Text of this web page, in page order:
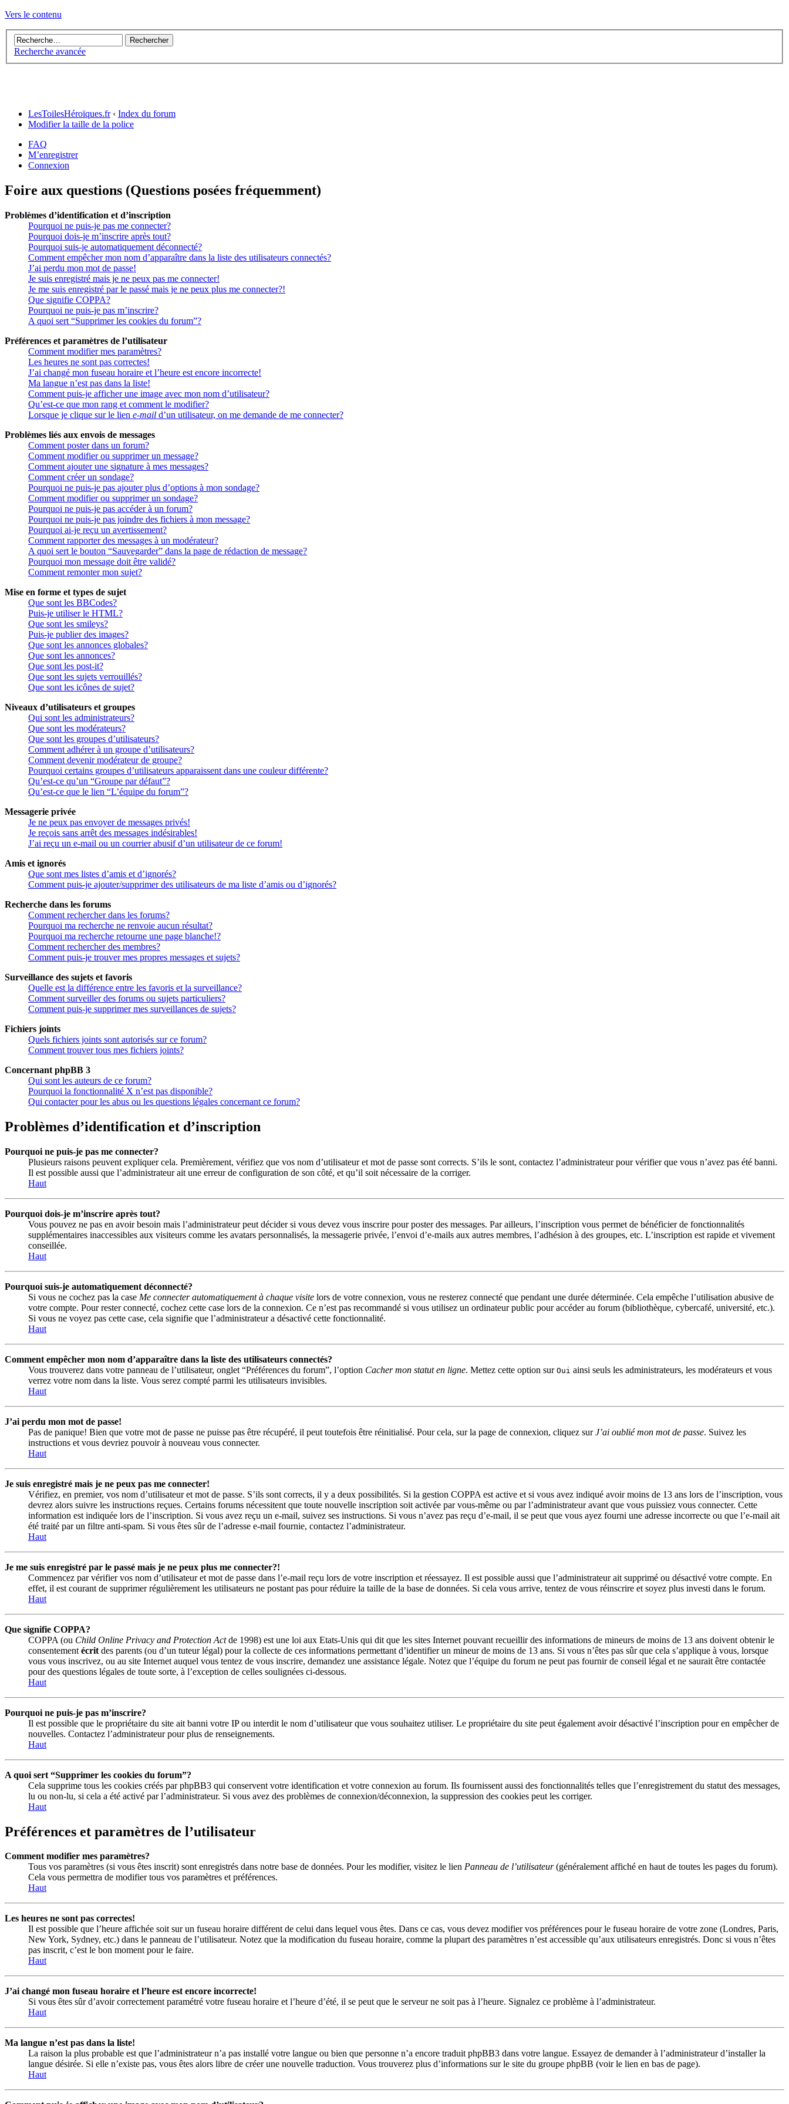
Vers le contenu
Recherche avancée
LesToilesHéroïques.fr‹ Index du forum
Modifier la taille de la police
FAQ
M’enregistrer
Connexion
Foire aux questions (Questions posées fréquemment)
Problèmes d’identification et d’inscription
Pourquoi ne puis-je pas me connecter?
Pourquoi dois-je m’inscrire après tout?
Pourquoi suis-je automatiquement déconnecté?
Comment empêcher mon nom d’apparaître dans la liste des utilisateurs connectés?
J’ai perdu mon mot de passe!
Je suis enregistré mais je ne peux pas me connecter!
Je me suis enregistré par le passé mais je ne peux plus me connecter?!
Que signifie COPPA?
Pourquoi ne puis-je pas m’inscrire?
A quoi sert “Supprimer les cookies du forum”?
Préférences et paramètres de l’utilisateur
Comment modifier mes paramètres?
Les heures ne sont pas correctes!
J’ai changé mon fuseau horaire et l’heure est encore incorrecte!
Ma langue n’est pas dans la liste!
Comment puis-je afficher une image avec mon nom d’utilisateur?
Qu’est-ce que mon rang et comment le modifier?
Lorsque je clique sur le lien e-mail d’un utilisateur, on me demande de me connecter?
Problèmes liés aux envois de messages
Comment poster dans un forum?
Comment modifier ou supprimer un message?
Comment ajouter une signature à mes messages?
Comment créer un sondage?
Pourquoi ne puis-je pas ajouter plus d’options à mon sondage?
Comment modifier ou supprimer un sondage?
Pourquoi ne puis-je pas accéder à un forum?
Pourquoi ne puis-je pas joindre des fichiers à mon message?
Pourquoi ai-je reçu un avertissement?
Comment rapporter des messages à un modérateur?
A quoi sert le bouton “Sauvegarder” dans la page de rédaction de message?
Pourquoi mon message doit être validé?
Comment remonter mon sujet?
Mise en forme et types de sujet
Que sont les BBCodes?
Puis-je utiliser le HTML?
Que sont les smileys?
Puis-je publier des images?
Que sont les annonces globales?
Que sont les annonces?
Que sont les post-it?
Que sont les sujets verrouillés?
Que sont les icônes de sujet?
Niveaux d’utilisateurs et groupes
Qui sont les administrateurs?
Que sont les modérateurs?
Que sont les groupes d’utilisateurs?
Comment adhérer à un groupe d’utilisateurs?
Comment devenir modérateur de groupe?
Pourquoi certains groupes d’utilisateurs apparaissent dans une couleur différente?
Qu’est-ce qu’un “Groupe par défaut”?
Qu’est-ce que le lien “L’équipe du forum”?
Messagerie privée
Je ne peux pas envoyer de messages privés!
Je reçois sans arrêt des messages indésirables!
J’ai reçu un e-mail ou un courrier abusif d’un utilisateur de ce forum!
Amis et ignorés
Que sont mes listes d’amis et d’ignorés?
Comment puis-je ajouter/supprimer des utilisateurs de ma liste d’amis ou d’ignorés?
Recherche dans les forums
Comment rechercher dans les forums?
Pourquoi ma recherche ne renvoie aucun résultat?
Pourquoi ma recherche retourne une page blanche!?
Comment rechercher des membres?
Comment puis-je trouver mes propres messages et sujets?
Surveillance des sujets et favoris
Quelle est la différence entre les favoris et la surveillance?
Comment surveiller des forums ou sujets particuliers?
Comment puis-je supprimer mes surveillances de sujets?
Fichiers joints
Quels fichiers joints sont autorisés sur ce forum?
Comment trouver tous mes fichiers joints?
Concernant phpBB 3
Qui sont les auteurs de ce forum?
Pourquoi la fonctionnalité X n’est pas disponible?
Qui contacter pour les abus ou les questions légales concernant ce forum?
Problèmes d’identification et d’inscription
Pourquoi ne puis-je pas me connecter?
Plusieurs raisons peuvent expliquer cela. Premièrement, vérifiez que vos nom d’utilisateur et mot de passe sont corrects. S’ils le sont, contactez l’administrateur pour vérifier que vous n’avez pas été banni.
Il est possible aussi que l’administrateur ait une erreur de configuration de son côté, et qu’il soit nécessaire de la corriger.
Haut
Pourquoi dois-je m’inscrire après tout?
Vous pouvez ne pas en avoir besoin mais l’administrateur peut décider si vous devez vous inscrire pour poster des messages. Par ailleurs, l’inscription vous permet de bénéficier de fonctionnalités
supplémentaires inaccessibles aux visiteurs comme les avatars personnalisés, la messagerie privée, l’envoi d’e-mails aux autres membres, l’adhésion à des groupes, etc. L’inscription est rapide et vivement
conseillée.
Haut
Pourquoi suis-je automatiquement déconnecté?
Si vous ne cochez pas la case Me connecter automatiquement à chaque visite lors de votre connexion, vous ne resterez connecté que pendant une durée déterminée. Cela empêche l’utilisation abusive de
votre compte. Pour rester connecté, cochez cette case lors de la connexion. Ce n’est pas recommandé si vous utilisez un ordinateur public pour accéder au forum (bibliothèque, cybercafé, université, etc.).
Si vous ne voyez pas cette case, cela signifie que l’administrateur a désactivé cette fonctionnalité.
Haut
Comment empêcher mon nom d’apparaître dans la liste des utilisateurs connectés?
Vous trouverez dans votre panneau de l’utilisateur, onglet “Préférences du forum”, l’option Cacher mon statut en ligne. Mettez cette option sur Oui ainsi seuls les administrateurs, les modérateurs et vous
verrez votre nom dans la liste. Vous serez compté parmi les utilisateurs invisibles.
Haut
J’ai perdu mon mot de passe!
Pas de panique! Bien que votre mot de passe ne puisse pas être récupéré, il peut toutefois être réinitialisé. Pour cela, sur la page de connexion, cliquez surJ’ai oublié mon mot de passe. Suivez les
instructions et vous devriez pouvoir à nouveau vous connecter.
Haut
Je suis enregistré mais je ne peux pas me connecter!
Vérifiez, en premier, vos nom d’utilisateur et mot de passe. S’ils sont corrects, il y a deux possibilités. Si la gestion COPPA est active et si vous avez indiqué avoir moins de 13 ans lors de l’inscription, vous
devrez alors suivre les instructions reçues. Certains forums nécessitent que toute nouvelle inscription soit activée par vous-même ou par l’administrateur avant que vous puissiez vous connecter. Cette
information est indiquée lors de l’inscription. Si vous avez reçu un e-mail, suivez ses instructions. Si vous n’avez pas reçu d’e-mail, il se peut que vous ayez fourni une adresse incorrecte ou que l’e-mail ait
été traité par un filtre anti-spam. Si vous êtes sûr de l’adresse e-mail fournie, contactez l’administrateur.
Haut
Je me suis enregistré par le passé mais je ne peux plus me connecter?!
Commencez par vérifier vos nom d’utilisateur et mot de passe dans l’e-mail reçu lors de votre inscription et réessayez. Il est possible aussi que l’administrateur ait supprimé ou désactivé votre compte. En
effet, il est courant de supprimer régulièrement les utilisateurs ne postant pas pour réduire la taille de la base de données. Si cela vous arrive, tentez de vous réinscrire et soyez plus investi dans le forum.
Haut
Que signifie COPPA?
COPPA (ou Child Online Privacy and Protection Actde 1998) est une loi aux Etats-Unis qui dit que les sites Internet pouvant recueillir des informations de mineurs de moins de 13 ans doivent obtenir le
consentement écrit des parents (ou d’un tuteur légal) pour la collecte de ces informations permettant d’identifier un mineur de moins de 13 ans. Si vous n’êtes pas sûr que cela s’applique à vous, lorsque
vous vous inscrivez, ou au site Internet auquel vous tentez de vous inscrire, demandez une assistance légale. Notez que l’équipe du forum ne peut pas fournir de conseil légal et ne saurait être contactée
pour des questions légales de toute sorte, à l’exception de celles soulignées ci-dessous.
Haut
Pourquoi ne puis-je pas m’inscrire?
Il est possible que le propriétaire du site ait banni votre IP ou interdit le nom d’utilisateur que vous souhaitez utiliser. Le propriétaire du site peut également avoir désactivé l’inscription pour en empêcher de
nouvelles. Contactez l’administrateur pour plus de renseignements.
Haut
A quoi sert “Supprimer les cookies du forum”?
Cela supprime tous les cookies créés par phpBB3 qui conservent votre identification et votre connexion au forum. Ils fournissent aussi des fonctionnalités telles que l’enregistrement du statut des messages,
lu ou non-lu, si cela a été activé par l’administrateur. Si vous avez des problèmes de connexion/déconnexion, la suppression des cookies peut les corriger.
Haut
Préférences et paramètres de l’utilisateur
Comment modifier mes paramètres?
Tous vos paramètres (si vous êtes inscrit) sont enregistrés dans notre base de données. Pour les modifier, visitez le lien Panneau de l’utilisateur(généralement affiché en haut de toutes les pages du forum).
Cela vous permettra de modifier tous vos paramètres et préférences.
Haut
Les heures ne sont pas correctes!
Il est possible que l’heure affichée soit sur un fuseau horaire différent de celui dans lequel vous êtes. Dans ce cas, vous devez modifier vos préférences pour le fuseau horaire de votre zone (Londres, Paris,
New York, Sydney, etc.) dans le panneau de l’utilisateur. Notez que la modification du fuseau horaire, comme la plupart des paramètres n’est accessible qu’aux utilisateurs enregistrés. Donc si vous n’êtes
pas inscrit, c’est le bon moment pour le faire.
Haut
J’ai changé mon fuseau horaire et l’heure est encore incorrecte!
Si vous êtes sûr d’avoir correctement paramétré votre fuseau horaire et l’heure d’été, il se peut que le serveur ne soit pas à l’heure. Signalez ce problème à l’administrateur.
Haut
Ma langue n’est pas dans la liste!
La raison la plus probable est que l’administrateur n’a pas installé votre langue ou bien que personne n’a encore traduit phpBB3 dans votre langue. Essayez de demander à l’administrateur d’installer la
langue désirée. Si elle n’existe pas, vous êtes alors libre de créer une nouvelle traduction. Vous trouverez plus d’informations sur le site du groupe phpBB (voir le lien en bas de page).
Haut